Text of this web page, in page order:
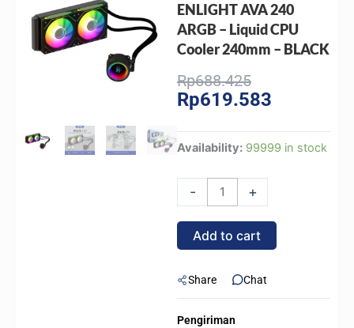
ENLIGHT AVA 240
ARGB – Liquid CPU
Cooler 240mm – BLACK
Rp688.425Original
price
Rp619.583
Availability: 99999 in stock
-
ENLIGHT
ARGB
-
Liquid
Cooler
-
+
Add to cart
Share Chat
Pengiriman